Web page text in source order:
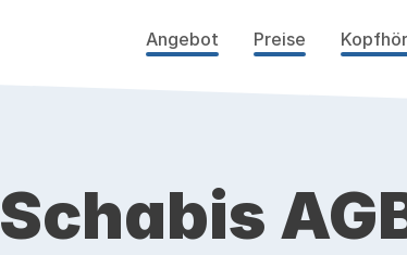
Angebot Preise
Schabis